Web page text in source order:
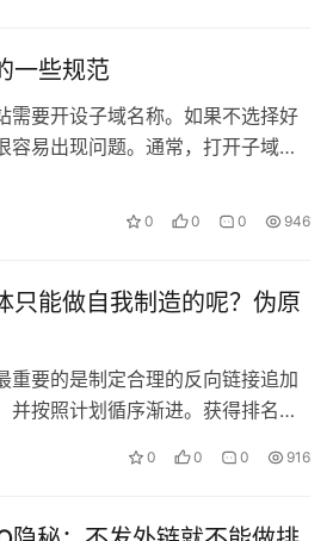
一些规范
需要开设子域名称。如果不选择好
易出现问题。通常，打开子域名
0 0 0 946
只能做自我制造的呢？伪原
重要的是制定合理的反向链接追加
按照计划循序渐进。获得排名只
0 0 0 916